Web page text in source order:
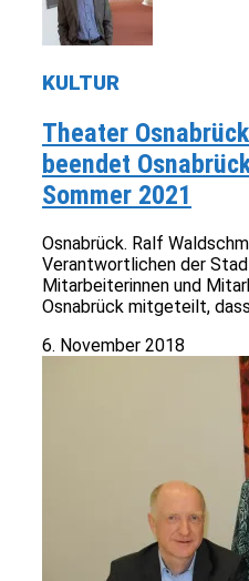
KULTUR
Theater
beendet
Sommer 2021
Osnabrück. Ralf
Verantwortlichen der
Mitarbeiterinnen und
Osnabrück mitgeteilt,
6. November 2018